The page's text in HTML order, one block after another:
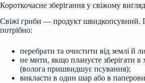
Короткочасне зберігання у свіжому
Свіжі гриби — продукт швидкопсувний.
потрібно:
перебрати та очистити від землі й
не мити, якщо плануєте зберігати в
(волога пришвидшує псування);
викласти в один шар або в